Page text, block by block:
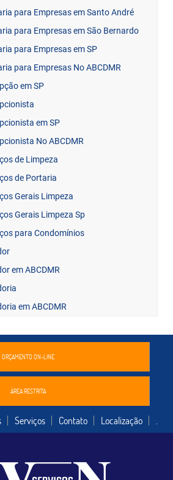
para Empresas em Santo André
para Empresas em São Bernardo
para Empresas em SP
para Empresas No ABCDMR
em SP
em SP
No ABCDMR
de Limpeza
de Portaria
Gerais Limpeza
Gerais Limpeza Sp
para Condomínios
em ABCDMR
em ABCDMR
ORÇAMENTO ON-LINE
ÁREA RESTRITA
Serviços Contato Localização